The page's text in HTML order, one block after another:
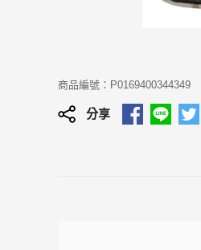
商品編號：P0169400344349
分享